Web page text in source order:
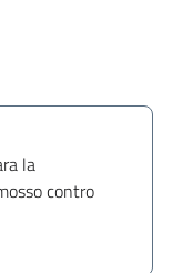
la
contro